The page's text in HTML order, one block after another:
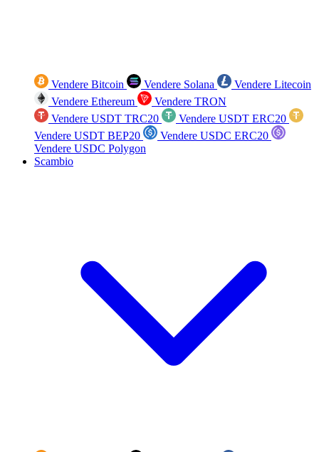
Vendere Bitcoin Vendere Solana
Vendere Litecoin
Vendere Ethereum
Vendere TRON
Vendere USDT TRC20
Vendere USDT ERC20
Vendere USDT BEP20
Vendere USDC ERC20
Vendere USDC Polygon
Scambio